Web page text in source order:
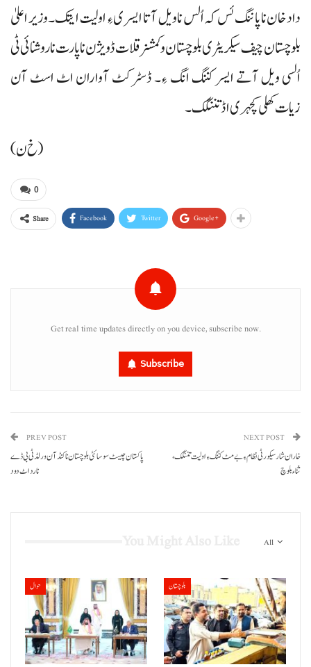
داد خان نا پاننگ ئس کہ اُلس نا ویل آتا ایسری ءِ اولیت ایتک۔ وزیر اعلیٰ
بلوچستان چیف سیکریٹری بلوچستان و کمشنر قلات ڈویژن نا پارت نا روشنائی ٹی
اُلسی ویل آتے ایسر کننگ انگ ءِ۔ ڈسٹرکٹ آواران اٹ اسٹ آن
زیات کھلی کچہری اڈ تننگک۔
(خ ن)
0
Share Facebook Twitter Google+
Get real time updates directly on you device, subscribe now.
Subscribe
PREV POST
پاکستان چیسٹ سوسائٹی بلوچستان نا کنڈ آن ورلڈ ٹی بی ڈے
نا رد اٹ دود
NEXT POST
خاران شار سیکورٹی نظام ءِ بے مٹ کننگ ءِ اولیت تننگک،
ثناء بلوچ
All
حوال بلوچستان